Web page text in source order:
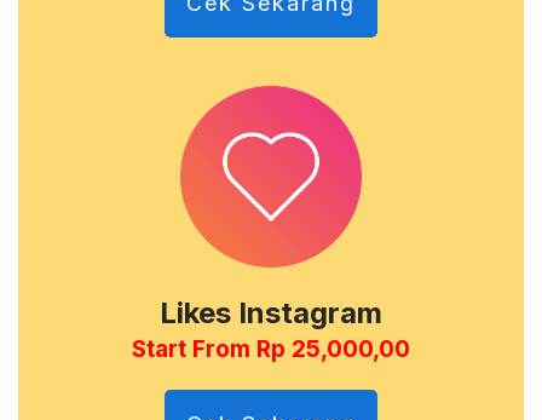
Likes Instagram
Start From Rp 25,000,00